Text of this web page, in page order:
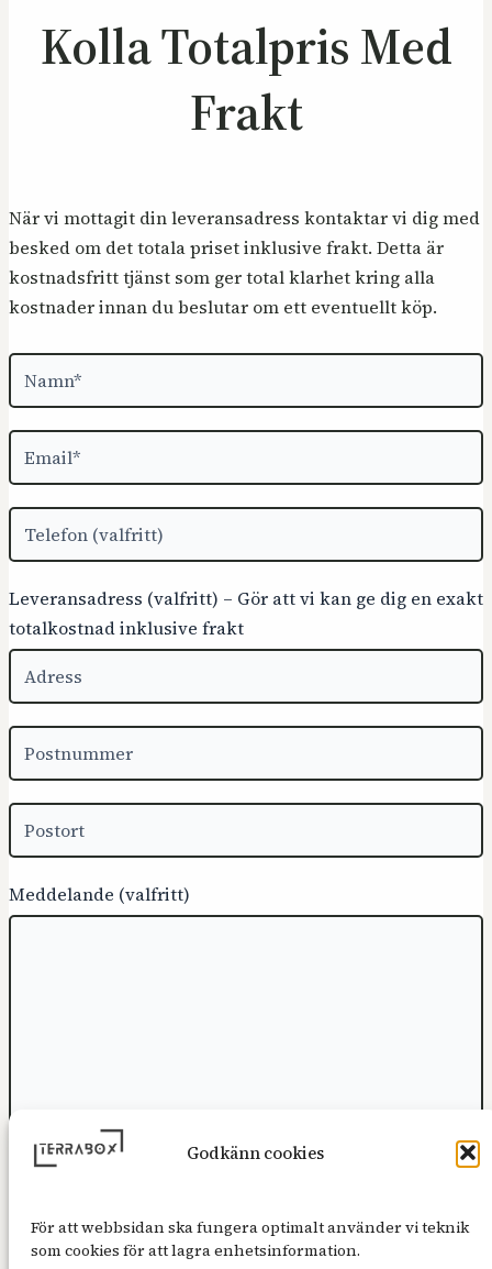
Godkänn cookies
För att webbsidan ska fungera optimalt använder vi teknik
som cookies för att lagra enhetsinformation.
Kolla Totalpris Med
Frakt
När vi mottagit din leveransadress kontaktar vi dig med
besked om det totala priset inklusive frakt. Detta är
kostnadsfritt tjänst som ger total klarhet kring alla
kostnader innan du beslutar om ett eventuellt köp.
Leveransadress (valfritt) – Gör att vi kan ge dig en exakt
totalkostnad inklusive frakt
Meddelande (valfritt)